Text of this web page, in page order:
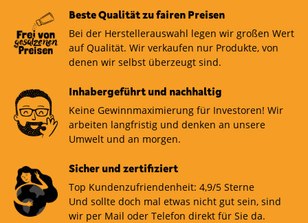
Beste Qualität zu fairen Preisen
Bei der Herstellerauswahl legen wir großen Wert
auf Qualität. Wir verkaufen nur Produkte, von
denen wir selbst überzeugt sind.
Inhabergeführt und nachhaltig
Keine Gewinnmaximierung für Investoren! Wir
arbeiten langfristig und denken an unsere
Umwelt und an morgen.
Sicher und zertifiziert
Top Kundenzufriendenheit: 4,9/5 Sterne
Und sollte doch mal etwas nicht gut sein, sind
wir per Mail oder Telefon direkt für Sie da.